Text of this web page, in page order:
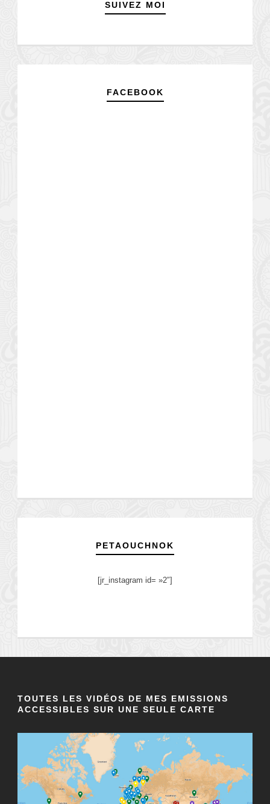
SUIVEZ MOI
FACEBOOK
PETAOUCHNOK
[jr_instagram id= »2″]
TOUTES LES VIDÉOS DE MES EMISSIONS
ACCESSIBLES SUR UNE SEULE CARTE